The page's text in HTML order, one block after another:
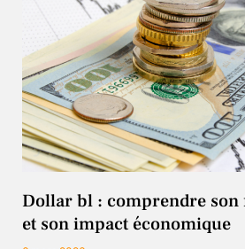
Dollar bl : comprendre
et son impact économique